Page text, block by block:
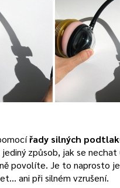
řady silných
způsob, jak se
povolíte. Je to naprosto
ani při silném vzrušení.